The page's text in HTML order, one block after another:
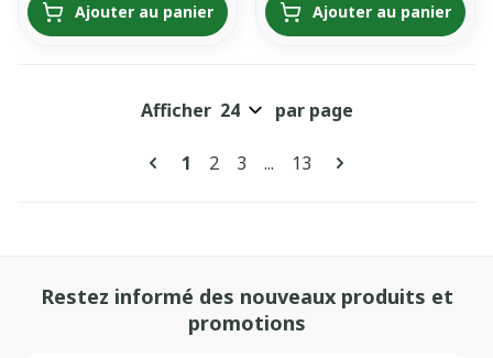
Ajouter au panier Ajouter au panier
Pages
Vous lisez actuellement la page
1 Page
2 Page
3 ... Page
13
Afficher par page
Restez informé des nouveaux produits et
promotions